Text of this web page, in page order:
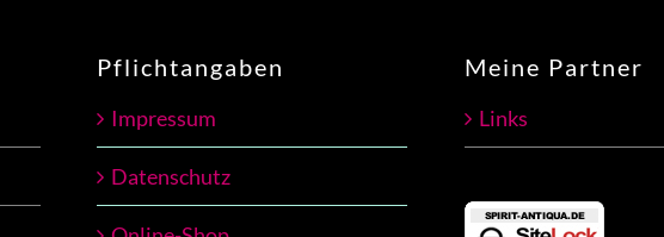
Pflichtangaben
Impressum
Datenschutz
Meine Partner
Links